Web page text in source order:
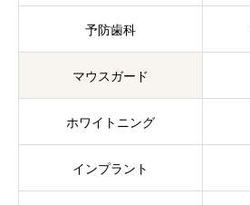
予防歯科
マウスガード
ホワイトニング
インプラント